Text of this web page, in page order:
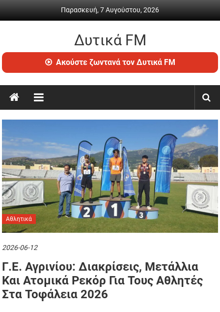
Παρασκευή, 7 Αυγούστου, 2026
Δυτικά FM
Ραδιόφωνο
•
ενημέρωση
Ακούστε ζωντανά τον Δυτικά FM
Αθλητικά
2026-06-12
Γ.Ε. Αγρινίου: Διακρίσεις, Μετάλλια
Και Ατομικά Ρεκόρ Για Τους Αθλητές
Στα Τοφάλεια 2026